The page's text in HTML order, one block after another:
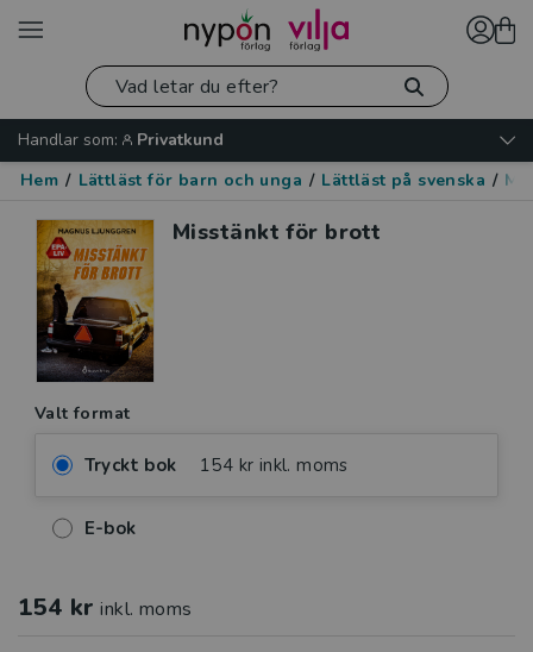
Handlar som:
Privatkund
Hem / Lättläst för barn och unga / Lättläst på svenska /
Misstänkt för brott
Valt format
Tryckt bok 154 kr inkl. moms
E-bok
154 kr inkl. moms